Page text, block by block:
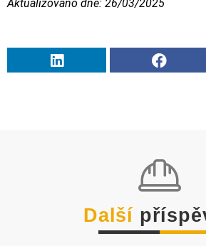
Aktualizováno dne: 26/03/2025
Další